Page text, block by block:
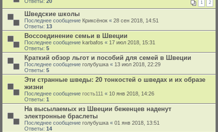
1 2
Шведские школы
Последнее сообщение Криксёнок « 28 сен 2018, 14:51
Ответы: 13
Воссоединение семьи в Швеции
Последнее сообщение karbafos « 17 июл 2018, 15:31
Ответы: 5
Краткий обзор льгот и пособий для семей в Швеции
Последнее сообщение голубушка « 13 июл 2018, 22:29
Ответы: 5
Эти странные шведы: 20 тонкостей о шведах и их образе
жизни
Последнее сообщение гость111 « 10 янв 2018, 14:26
Ответы: 1
На высылаемых из Швеции беженцев наденут
электронные браслеты
Последнее сообщение голубушка « 01 янв 2018, 13:51
Ответы: 14